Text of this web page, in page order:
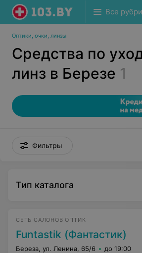
Все
Оптики, очки, линзы
Средства по
линз в Березе 1
Фильтры
Тип каталога
СЕТЬ САЛОНОВ ОПТИК
Funtastik (Фантастик)
Береза, ул. Ленина, 65/6 до 19:00